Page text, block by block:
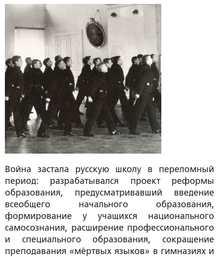
Война застала русскую школу в переломный
период: разрабатывался проект реформы
образования, предусматривавший введение
всеобщего начального образования,
формирование у учащихся национального
самосознания, расширение профессионального
и специального образования, сокращение
преподавания «мёртвых языков» в гимназиях и